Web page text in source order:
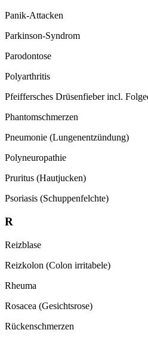
Panik-Attacken
Parkinson-Syndrom
Parodontose
Polyarthritis
Pfeiffersches Drüsenfieber incl.
Phantomschmerzen
Pneumonie (Lungenentzündung)
Polyneuropathie
Pruritus (Hautjucken)
Psoriasis (Schuppenfelchte)
R
Reizblase
Reizkolon (Colon irritabele)
Rheuma
Rosacea (Gesichtsrose)
Rückenschmerzen